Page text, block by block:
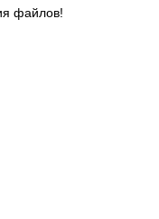
файлов!